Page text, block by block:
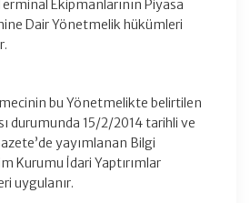
Ekipmanlarının Piyasa
Dair Yönetmelik hükümleri
bu Yönetmelikte belirtilen
durumunda 15/2/2014 tarihli ve
yayımlanan Bilgi
Kurumu İdari Yaptırımlar
uygulanır.